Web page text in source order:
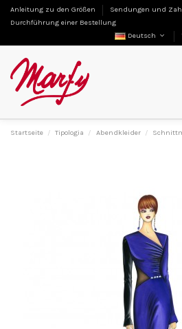
Anleitung zu den Größen
Sendungen und
Durchführung einer Bestellung
Deutsch
Startseite Tipologia Abendkleider